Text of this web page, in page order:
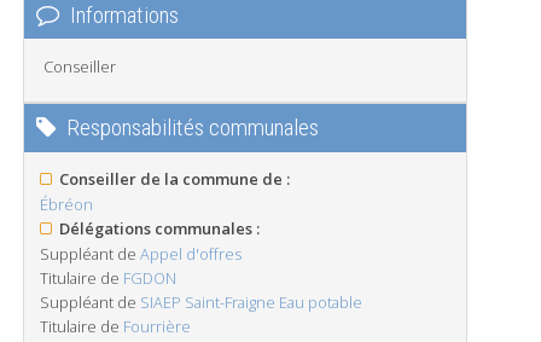
Informations
Conseiller
Responsabilités communales
Conseiller de la commune de :
Ébréon
Délégations communales :
Suppléant de Appel d'offres
Titulaire de FGDON
Suppléant de SIAEP Saint-Fraigne Eau potable
Titulaire de Fourrière